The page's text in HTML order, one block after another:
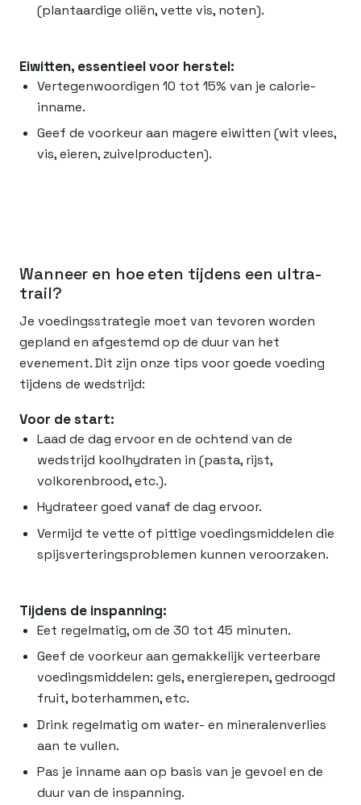
(plantaardige oliën, vette vis, noten).
Eiwitten, essentieel voor herstel:
Vertegenwoordigen 10 tot 15% van je calorie-
inname.
Geef de voorkeur aan magere eiwitten (wit vlees,
vis, eieren, zuivelproducten).
Wanneer en hoe eten tijdens een ultra-
trail?
Je voedingsstrategie moet van tevoren worden
gepland en afgestemd op de duur van het
evenement. Dit zijn onze tips voor goede voeding
tijdens de wedstrijd:
Voor de start:
Laad de dag ervoor en de ochtend van de
wedstrijd koolhydraten in (pasta, rijst,
volkorenbrood, etc.).
Hydrateer goed vanaf de dag ervoor.
Vermijd te vette of pittige voedingsmiddelen die
spijsverteringsproblemen kunnen veroorzaken.
Tijdens de inspanning:
Eet regelmatig, om de 30 tot 45 minuten.
Geef de voorkeur aan gemakkelijk verteerbare
voedingsmiddelen: gels, energierepen, gedroogd
fruit, boterhammen, etc.
Drink regelmatig om water- en mineralenverlies
aan te vullen.
Pas je inname aan op basis van je gevoel en de
duur van de inspanning.